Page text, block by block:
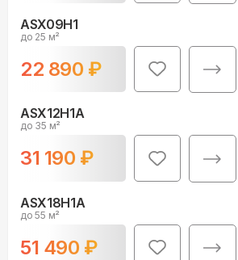
ASX09H1
до 25 м²
22 890 ₽
ASX12H1A
до 35 м²
31 190 ₽
ASX18H1A
до 55 м²
51 490 ₽